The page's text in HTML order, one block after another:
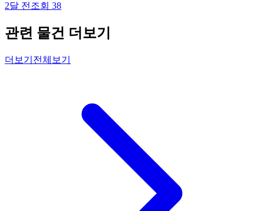
2달 전 조회 38
관련 물건 더보기
더보기 전체보기